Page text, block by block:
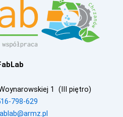
1 (III piętro)
798-629